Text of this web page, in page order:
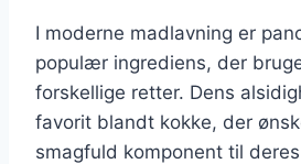
I moderne madlavning er
populær ingrediens, der
forskellige retter. Dens
favorit blandt kokke, der
smagfuld komponent til